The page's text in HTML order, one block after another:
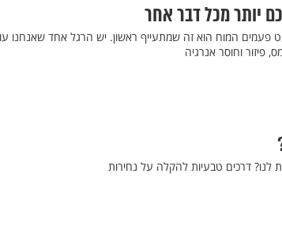
יותר מכל דבר אחר
פעמים המוח הוא זה שמתעייף ראשון. יש הרגל אחד שאנחנו
פיזור וחוסר אנרגיה
לנו? דרכים טבעיות להקלה על נחירות